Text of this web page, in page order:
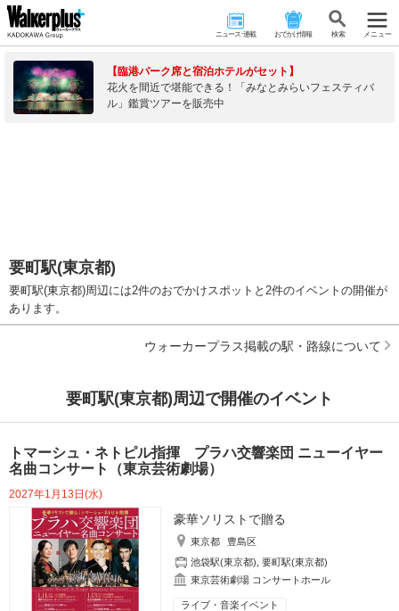
ニュース･連載 おでかけ情報 検 索 メニュー
【臨港パーク席と宿泊ホテルがセット】
花火を間近で堪能できる！「みなとみらいフェスティバ
ル」鑑賞ツアーを販売中
要町駅(東京都)
要町駅(東京都)周辺には2件のおでかけスポットと2件のイベントの開催が
あります。
ウォーカープラス掲載の駅・路線について
要町駅(東京都)周辺で開催のイベント
トマーシュ・ネトピル指揮 プラハ交響楽団 ニューイヤー
名曲コンサート（東京芸術劇場）
2027年1月13日(水)
豪華ソリストで贈る
東京都
豊島区
池袋駅(東京都) ,要町駅(東京都)
東京芸術劇場 コンサートホール
ライブ・音楽イベント